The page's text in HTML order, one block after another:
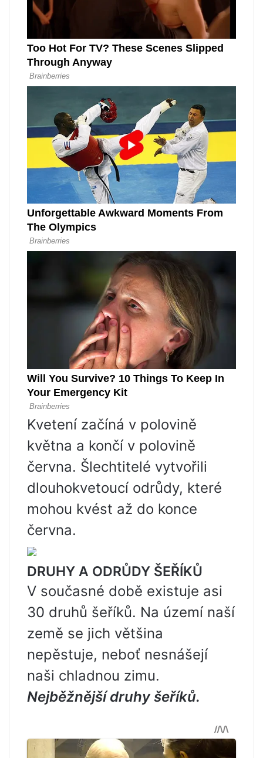
Kvetení začíná v polovině
května a končí v polovině
června. Šlechtitelé vytvořili
dlouhokvetoucí odrůdy, které
mohou kvést až do konce
června.
DRUHY A ODRŮDY ŠEŘÍKŮ
V současné době existuje asi
30 druhů šeříků. Na území naší
země se jich většina
nepěstuje, neboť nesnášejí
naši chladnou zimu.
Nejběžnější druhy šeříků.